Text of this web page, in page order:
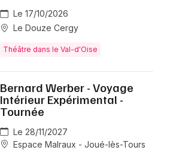
Le 17/10/2026
Le Douze Cergy
Théâtre dans le Val-d'Oise
Bernard Werber - Voyage
Intérieur Expérimental -
Tournée
Le 28/11/2027
Espace Malraux - Joué-lès-Tours